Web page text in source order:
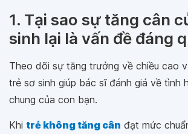
1. Tại sao sự tăng cân
sinh lại là vấn đề đáng
Theo dõi sự tăng trưởng về chiều cao
trẻ sơ sinh giúp bác sĩ đánh giá về tình
chung của con bạn.
Khi trẻ không tăng cân đạt mức